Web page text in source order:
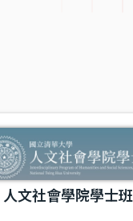
人文社會學院學士班